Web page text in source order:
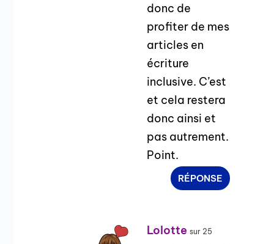
donc de
profiter de mes
articles en
écriture
inclusive. C’est
et cela restera
donc ainsi et
pas autrement.
Point.
RÉPONSE
Lolotte sur 25